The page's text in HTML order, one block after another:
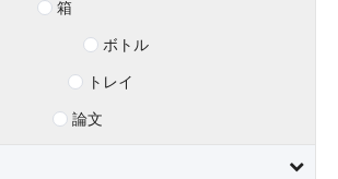
箱
ボトル
トレイ
論文